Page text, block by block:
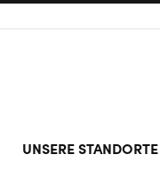
doormat
UNSERE STANDORTE